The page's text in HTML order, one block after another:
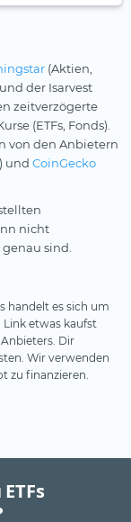
(Aktien,
der Isarvest
zeitverzögerte
(ETFs, Fonds).
von den Anbietern
und CoinGecko
nicht
sind.
handelt es sich um
Link etwas kaufst
Dir
Wir verwenden
zu finanzieren.